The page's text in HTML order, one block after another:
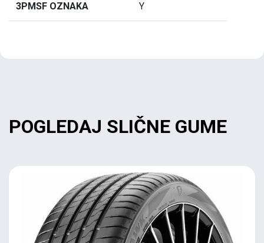
3PMSF OZNAKA Y
POGLEDAJ SLIČNE GUME